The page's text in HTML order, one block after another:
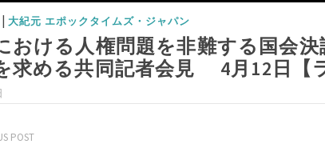
| 大紀元 エポックタイムズ・ジャパン
おける人権問題を非難する国会
求める共同記者会見 4月12日【
POST